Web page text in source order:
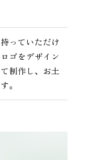
っていただけ
ゴをデザイン
制作し、お土
。